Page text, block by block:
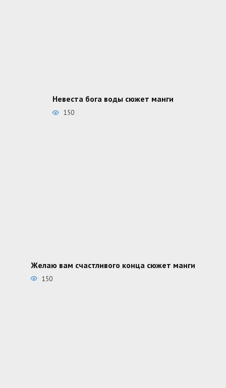
Невеста бога воды сюжет манги
150
Желаю вам счастливого конца сюжет манги
150